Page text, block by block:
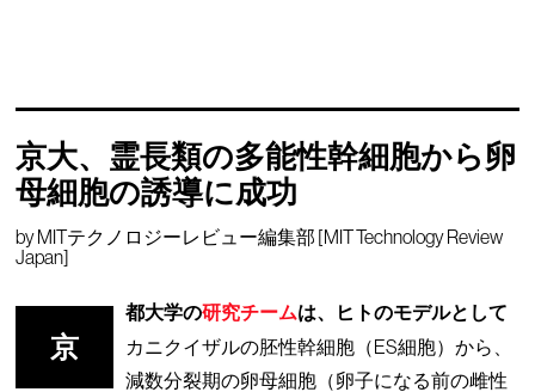
京大、霊長類の多能性幹細胞から卵
母細胞の誘導に成功
byMITテクノロジーレビュー編集部 [MIT Technology Review
Japan]
京
都大学の研究チームは、ヒトのモデルとして
カニクイザルの胚性幹細胞（ES細胞）から、
減数分裂期の卵母細胞（卵子になる前の雌性